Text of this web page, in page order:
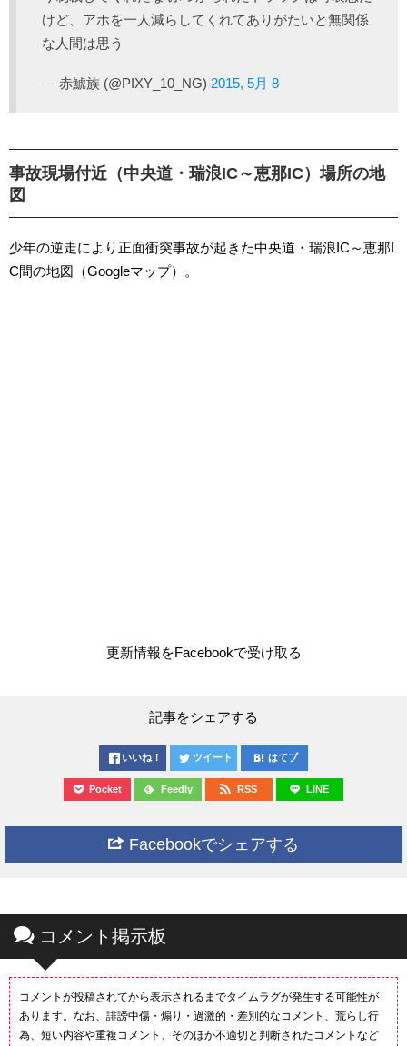
けど、アホを一人減らしてくれてありがたいと無関係
な人間は思う
— 赤鯱族 (@PIXY_10_NG) 2015, 5月 8
事故現場付近（中央道・瑞浪IC～恵那IC）場所の地
図
少年の逆走により正面衝突事故が起きた中央道・瑞浪IC～恵那I
C間の地図（Googleマップ）。
更新情報をFacebookで受け取る
記事をシェアする
いいね！ ツイート はてブ
Pocket Feedly RSS LINE
Facebookでシェアする
コメント掲示板
コメントが投稿されてから表示されるまでタイムラグが発生する可能性が
あります。なお、誹謗中傷・煽り・過激的・差別的なコメント、荒らし行
為、短い内容や重複コメント、そのほか不適切と判断されたコメントなど